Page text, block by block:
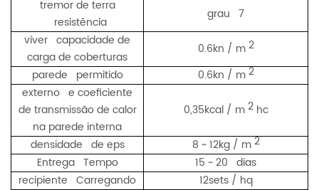
tremor de terra
resistência
grau 7
viver capacidade de
carga de coberturas
0.6kn / m2
parede permitido
0.6kn / m2
externo e coeficiente
de transmissão de calor
na parede interna
0,35kcal / m2hc
densidade de eps 8 ~ 12kg / m2
Entrega Tempo
15 ~ 20 dias
recipiente Carregando
12sets / hq